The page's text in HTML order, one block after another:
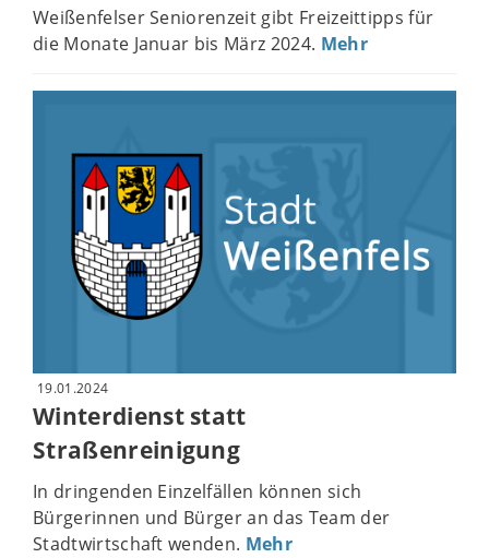
Weißenfelser Seniorenzeit gibt Freizeittipps für
die Monate Januar bis März 2024. Mehr
19.01.2024
Winterdienst statt
Straßenreinigung
In dringenden Einzelfällen können sich
Bürgerinnen und Bürger an das Team der
Stadtwirtschaft wenden. Mehr